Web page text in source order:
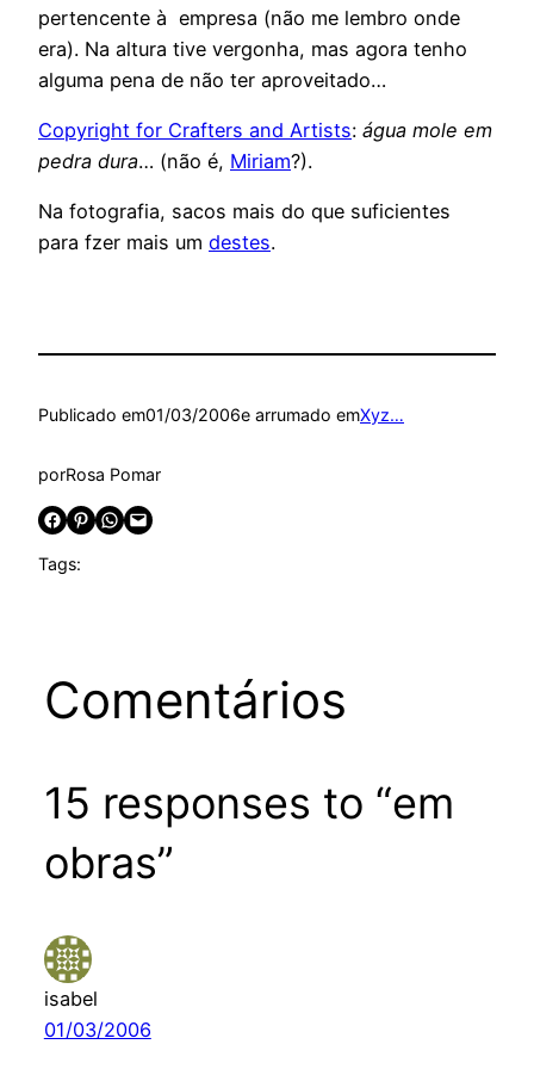
pertencente à empresa (não me lembro onde
era). Na altura tive vergonha, mas agora tenho
alguma pena de não ter aproveitado…
Copyright for Crafters and Artists: água mole em
pedra dura… (não é, Miriam?).
Na fotografia, sacos mais do que suficientes
para fzer mais um destes.
Publicado em01/03/2006e arrumado emXyz…
porRosa Pomar
Share on Facebook Share on Pinterest Share on WhatsApp Email this Page
Tags:
Comentários
15 responses to “em
obras”
isabel
01/03/2006